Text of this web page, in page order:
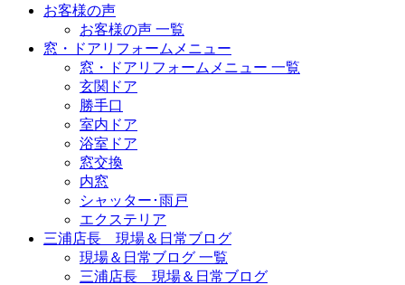
お客様の声
お客様の声 一覧
窓・ドアリフォームメニュー
窓・ドアリフォームメニュー 一覧
玄関ドア
勝手口
室内ドア
浴室ドア
窓交換
内窓
シャッター･雨戸
エクステリア
三浦店長 現場＆日常ブログ
現場＆日常ブログ 一覧
三浦店長 現場＆日常ブログ